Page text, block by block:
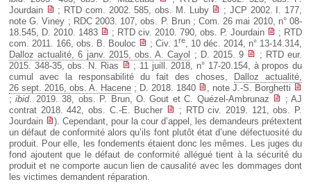
Jourdain
; RTD com. 2002. 585, obs. M. Luby
; JCP 2002. I. 177,
note G. Viney ; RDC 2003. 107, obs. P. Brun ; Com. 26 mai 2010, n° 08-
18.545, D. 2010. 1483
; RTD civ. 2010. 790, obs. P. Jourdain
; RTD
com. 2011. 166, obs. B. Bouloc
; Civ. 1re, 10 déc. 2014, n° 13-14.314,
Dalloz actualité, 6 janv. 2015, obs. A. Cayol
; D. 2015. 9
; RTD eur.
2015. 348-35, obs. N. Rias
; 11 juill. 2018, n° 17-20.154, à propos du
cumul avec la responsabilité du fait des choses,
Dalloz actualité,
26 sept. 2016, obs. A. Hacene ; D. 2018. 1840
, note J.-S. Borghetti
;ibid. 2019. 38, obs. P. Brun, O. Gout et C. Quézel-Ambrunaz
; AJ
contrat 2018. 442, obs. C.-E. Bucher
; RTD civ. 2019. 121, obs. P.
Jourdain
). Cependant, pour la cour d’appel, les demandeurs prétextent
un défaut de conformité alors qu’ils font plutôt état d’une défectuosité du
produit. Pour elle, les fondements étaient donc les mêmes. Les juges du
fond ajoutent que le défaut de conformité allégué tient à la sécurité du
produit et ne comporte aucun lien de causalité avec les dommages dont
les victimes demandent réparation.